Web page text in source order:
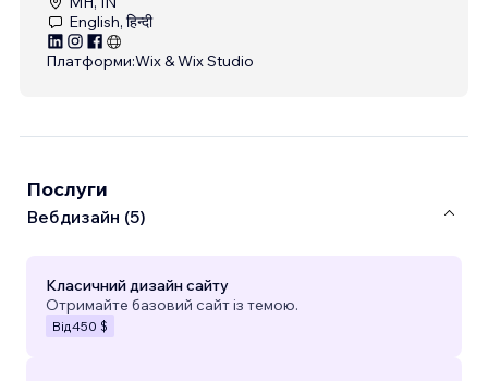
English, हिन्दी
Платформи:Wix & Wix Studio
Послуги
Вебдизайн (5)
Класичний дизайн сайту
Отримайте базовий сайт із темою.
Від450 $